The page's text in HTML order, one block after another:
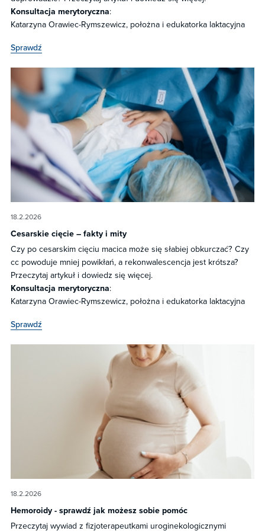
Konsultacja merytoryczna:
Katarzyna Orawiec-Rymszewicz, położna i edukatorka laktacyjna
Sprawdź
18.2.2026
Cesarskie cięcie – fakty i mity
Czy po cesarskim cięciu macica może się słabiej obkurczać? Czy
cc powoduje mniej powikłań, a rekonwalescencja jest krótsza?
Przeczytaj artykuł i dowiedz się więcej.
Konsultacja merytoryczna:
Katarzyna Orawiec-Rymszewicz, położna i edukatorka laktacyjna
Sprawdź
18.2.2026
Hemoroidy - sprawdź jak możesz sobie pomóc
Przeczytaj wywiad z fizjoterapeutkami uroginekologicznymi